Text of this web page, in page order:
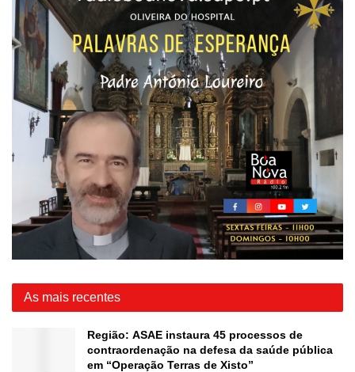
As mais recentes
Região: ASAE instaura 45 processos de
contraordenação na defesa da saúde pública
em “Operação Terras de Xisto”